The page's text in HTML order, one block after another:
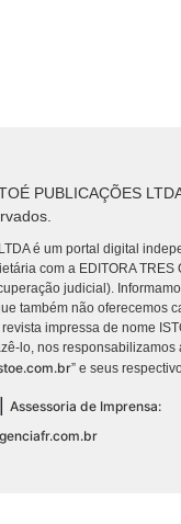
PUBLICAÇÕES
é um portal digital
com a EDITORA TRES
judicial).
também não oferecemos
impressa de nome
lo, nos responsabilizamos
” e seus
Assessoria de Imprensa: